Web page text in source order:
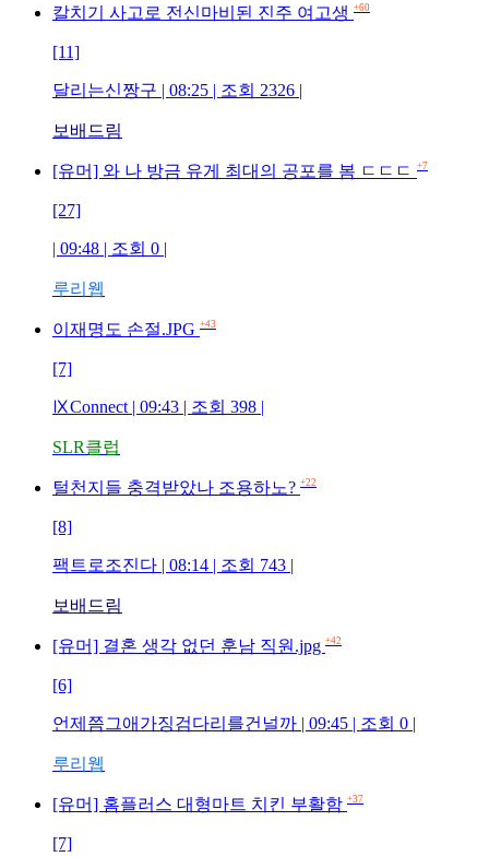
칼치기 사고로 전신마비된 진주 여고생 +60
[11]
달리는신짱구 | 08:25 | 조회 2326 |
보배드림
[유머] 와 나 방금 유게 최대의 공포를 봄 ㄷㄷㄷ +7
[27]
| 09:48 | 조회 0 |
루리웹
이재명도 손절.JPG +43
[7]
ⅨConnect | 09:43 | 조회 398 |
SLR클럽
털천지들 충격받았나 조용하노? +22
[8]
팩트로조진다 | 08:14 | 조회 743 |
보배드림
[유머] 결혼 생각 없던 훈남 직원.jpg +42
[6]
언제쯤그애가징검다리를건널까 | 09:45 | 조회 0 |
루리웹
[유머] 홈플러스 대형마트 치킨 부활함 +37
[7]